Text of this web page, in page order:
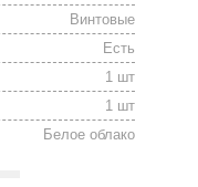
Винтовые
Есть
1 шт
1 шт
Белое облако